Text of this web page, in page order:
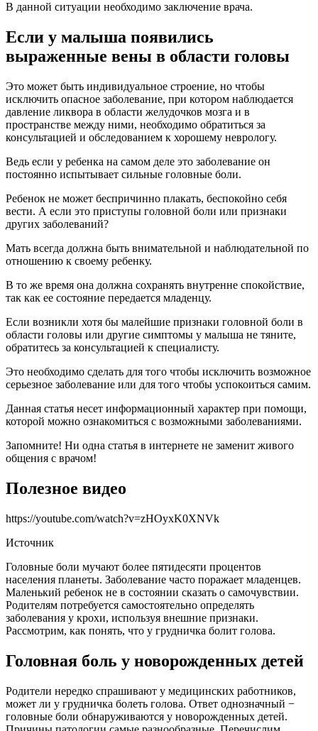
В данной ситуации необходимо заключение врача.
Если у малыша появились
выраженные вены в области головы
Это может быть индивидуальное строение, но чтобы
исключить опасное заболевание, при котором наблюдается
давление ликвора в области желудочков мозга и в
пространстве между ними, необходимо обратиться за
консультацией и обследованием к хорошему неврологу.
Ведь если у ребенка на самом деле это заболевание он
постоянно испытывает сильные головные боли.
Ребенок не может беспричинно плакать, беспокойно себя
вести. А если это приступы головной боли или признаки
других заболеваний?
Мать всегда должна быть внимательной и наблюдательной по
отношению к своему ребенку.
В то же время она должна сохранять внутренне спокойствие,
так как ее состояние передается младенцу.
Если возникли хотя бы малейшие признаки головной боли в
области головы или другие симптомы у малыша не тяните,
обратитесь за консультацией к специалисту.
Это необходимо сделать для того чтобы исключить возможное
серьезное заболевание или для того чтобы успокоиться самим.
Данная статья несет информационный характер при помощи,
которой можно ознакомиться с возможными заболеваниями.
Запомните! Ни одна статья в интернете не заменит живого
общения с врачом!
Полезное видео
https://youtube.com/watch?v=zHOyxK0XNVk
Источник
Головные боли мучают более пятидесяти процентов
населения планеты. Заболевание часто поражает младенцев.
Маленький ребенок не в состоянии сказать о самочувствии.
Родителям потребуется самостоятельно определять
заболевания у крохи, используя внешние признаки.
Рассмотрим, как понять, что у грудничка болит голова.
Головная боль у новорожденных детей
Родители нередко спрашивают у медицинских работников,
может ли у грудничка болеть голова. Ответ однозначный −
головные боли обнаруживаются у новорожденных детей.